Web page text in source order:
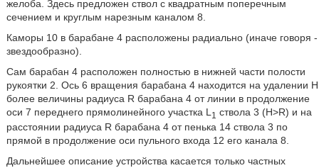
желоба. Здесь предложен ствол с квадратным поперечным
сечением и круглым нарезным каналом 8.
Каморы 10 в барабане 4 расположены радиально (иначе говоря -
звездообразно).
Сам барабан 4 расположен полностью в нижней части полости
рукоятки 2. Ось 6 вращения барабана 4 находится на удалении H
более величины радиуса R барабана 4 от линии в продолжение
оси 7 переднего прямолинейного участка L 1 ствола 3 (Н>R) и на
расстоянии радиуса R барабана 4 от пенька 14 ствола 3 по
прямой в продолжение оси пульного входа 12 его канала 8.
Дальнейшее описание устройства касается только частных